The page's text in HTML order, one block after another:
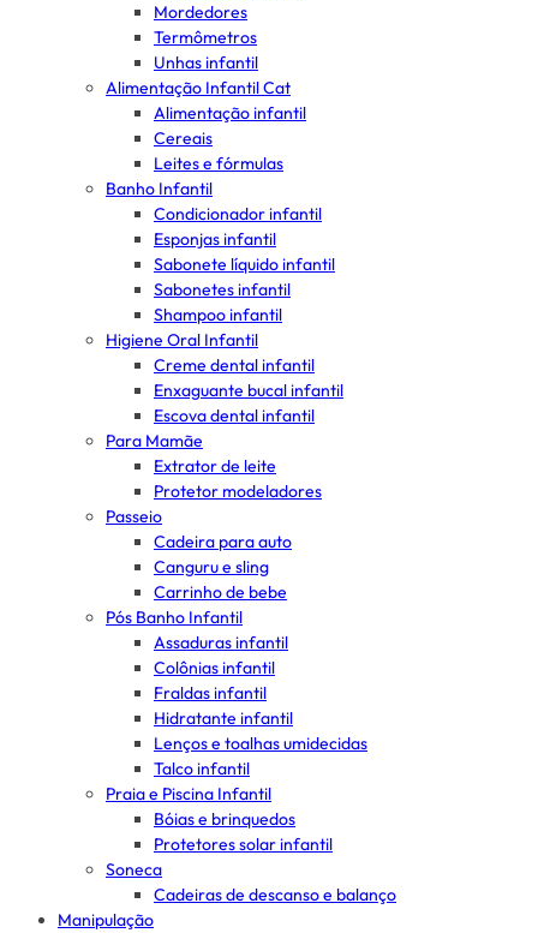
Mordedores
Termômetros
Unhas infantil
Alimentação Infantil Cat
Alimentação infantil
Cereais
Leites e fórmulas
Banho Infantil
Condicionador infantil
Esponjas infantil
Sabonete líquido infantil
Sabonetes infantil
Shampoo infantil
Higiene Oral Infantil
Creme dental infantil
Enxaguante bucal infantil
Escova dental infantil
Para Mamãe
Extrator de leite
Protetor modeladores
Passeio
Cadeira para auto
Canguru e sling
Carrinho de bebe
Pós Banho Infantil
Assaduras infantil
Colônias infantil
Fraldas infantil
Hidratante infantil
Lenços e toalhas umidecidas
Talco infantil
Praia e Piscina Infantil
Bóias e brinquedos
Protetores solar infantil
Soneca
Cadeiras de descanso e balanço
Manipulação